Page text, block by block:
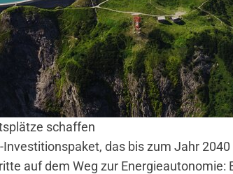
schaffen
das bis zum Jahr
auf dem Weg zur Energieautonomie: